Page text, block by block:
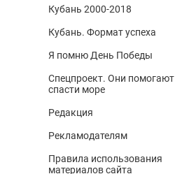
Кубань 2000-2018
Кубань. Формат успеха
Я помню День Победы
Спецпроект. Они помогают
спасти море
Редакция
Рекламодателям
Правила использования
материалов сайта